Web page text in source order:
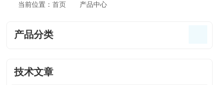
当前位置：首页 产品中心
产品分类
技术文章